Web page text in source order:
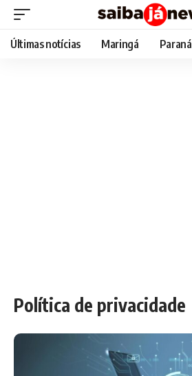
Últimas notícias Maringá Paraná
Política de privacidade